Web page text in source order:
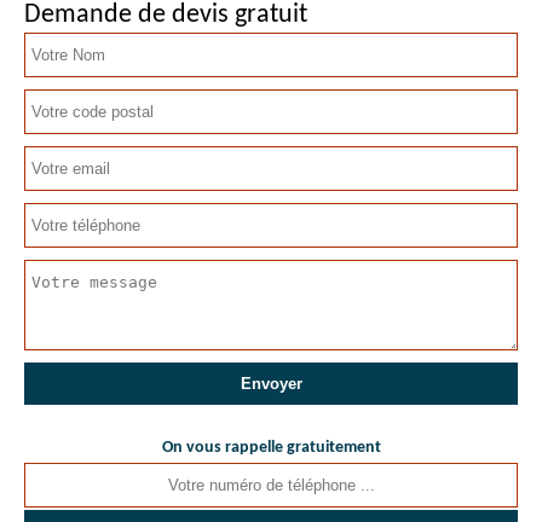
Demande de devis gratuit
On vous rappelle gratuitement